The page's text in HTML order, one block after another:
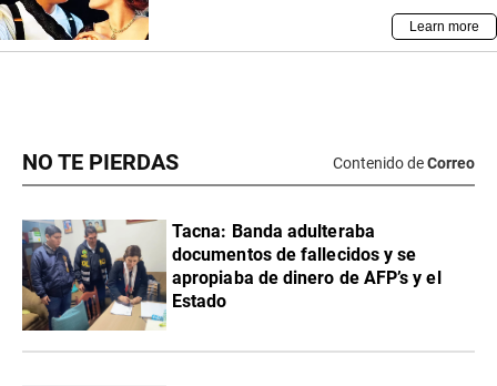
NO TE PIERDAS Contenido deCorreo
Tacna: Banda adulteraba
documentos de fallecidos y se
apropiaba de dinero de AFP’s y el
Estado